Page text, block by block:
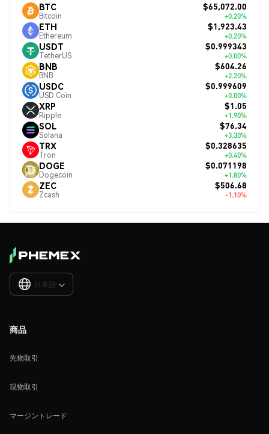
BTC
Bitcoin
$65,072.00
+0.20%
ETH
Ethereum
$1,923.43
+0.20%
USDT
TetherUS
$0.999343
+0.00%
BNB
BNB
$604.26
+2.20%
USDC
USD Coin
$0.999609
+0.00%
XRP
Ripple
$1.05
+1.90%
SOL
Solana
$76.34
+3.30%
TRX
Tron
$0.328635
+0.40%
DOGE
Dogecoin
$0.071198
+1.80%
ZEC
Zcash
$506.68
-1.10%
日本語 
商品
先物取引
現物取引
マージントレード